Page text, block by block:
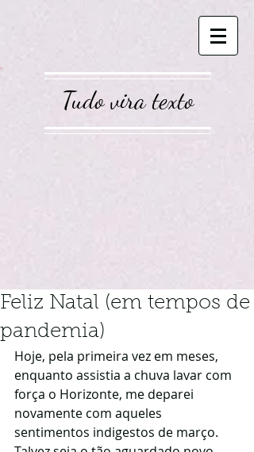
Tudo vira texto
Feliz Natal (em tempos de
pandemia)
Hoje, pela primeira vez em meses,
enquanto assistia a chuva lavar com
força o Horizonte, me deparei
novamente com aqueles
sentimentos indigestos de março.